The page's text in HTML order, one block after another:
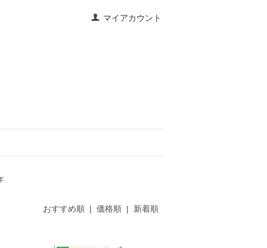
マイアカウント
おすすめ順 | 価格順 | 新着順